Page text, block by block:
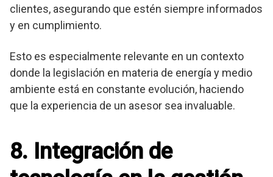
clientes, asegurando que estén siempre informados
y en cumplimiento.
Esto es especialmente relevante en un contexto
donde la legislación en materia de energía y medio
ambiente está en constante evolución, haciendo
que la experiencia de un asesor sea invaluable.
8. Integración de